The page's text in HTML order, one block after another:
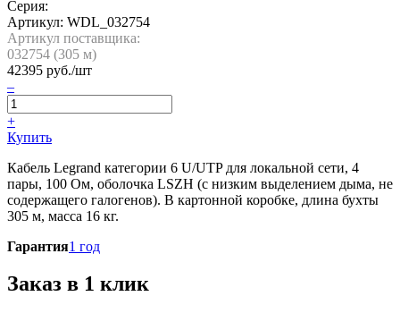
Серия:
Артикул: WDL_032754
Артикул поставщика:
032754 (305 м)
42395 руб./шт
–
+
Купить
Кабель Legrand категории 6 U/UTP для локальной сети, 4
пары, 100 Ом, оболочка LSZH (c низким выделением дыма, не
содержащего галогенов). В картонной коробке, длина бухты
305 м, масса 16 кг.
Гарантия1 год
Заказ в 1 клик